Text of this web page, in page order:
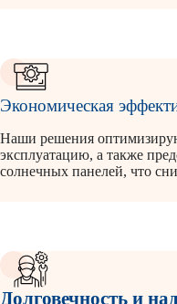
Экономическая
Наши решения
эксплуатацию, а также
солнечных панелей, что
Долговечность и